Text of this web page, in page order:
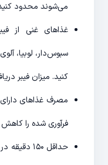
می‌شوند محدود
غذاهای غنی از
سبوس‌دار، لوبیا،
کنید. میزان فیبر دریافتی
مصرف غذاهای
فرآوری شده را
حداقل